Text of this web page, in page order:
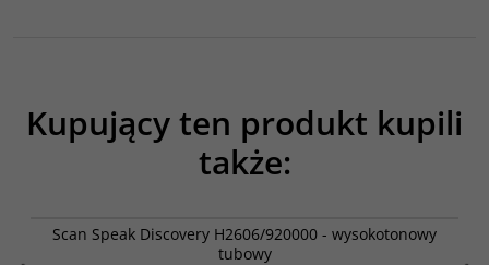
Kupujący ten produkt kupili
także:
Scan Speak Discovery H2606/920000 - wysokotonowy
tubowy